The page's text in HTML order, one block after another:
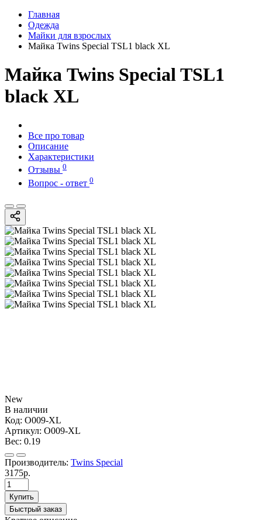
Главная
Одежда
Майки для взрослых
Майка Twins Special TSL1 black XL
Майка Twins Special TSL1
black XL
Все про товар
Описание
Характеристики
Отзывы 0
Вопрос - ответ 0
New
В наличии
Код: O009-XL
Артикул: O009-XL
Вес: 0.19
Производитель: Twins Special
3175р.
Купить
Быстрый заказ